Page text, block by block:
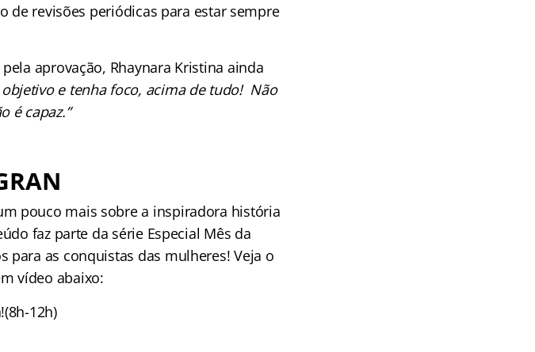
de revisões periódicas para estar sempre
aprovação, Rhaynara Kristina ainda
e tenha foco, acima de tudo! Não
é capaz.”
pouco mais sobre a inspiradora história
faz parte da série Especial Mês da
para as conquistas das mulheres! Veja o
vídeo abaixo:
12h)